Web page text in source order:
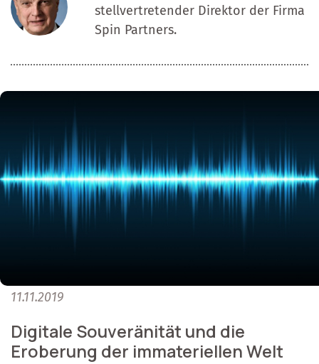
stellvertretender Direktor der Firma
Spin Partners.
11.11.2019
Digitale Souveränität und die
Eroberung der immateriellen Welt